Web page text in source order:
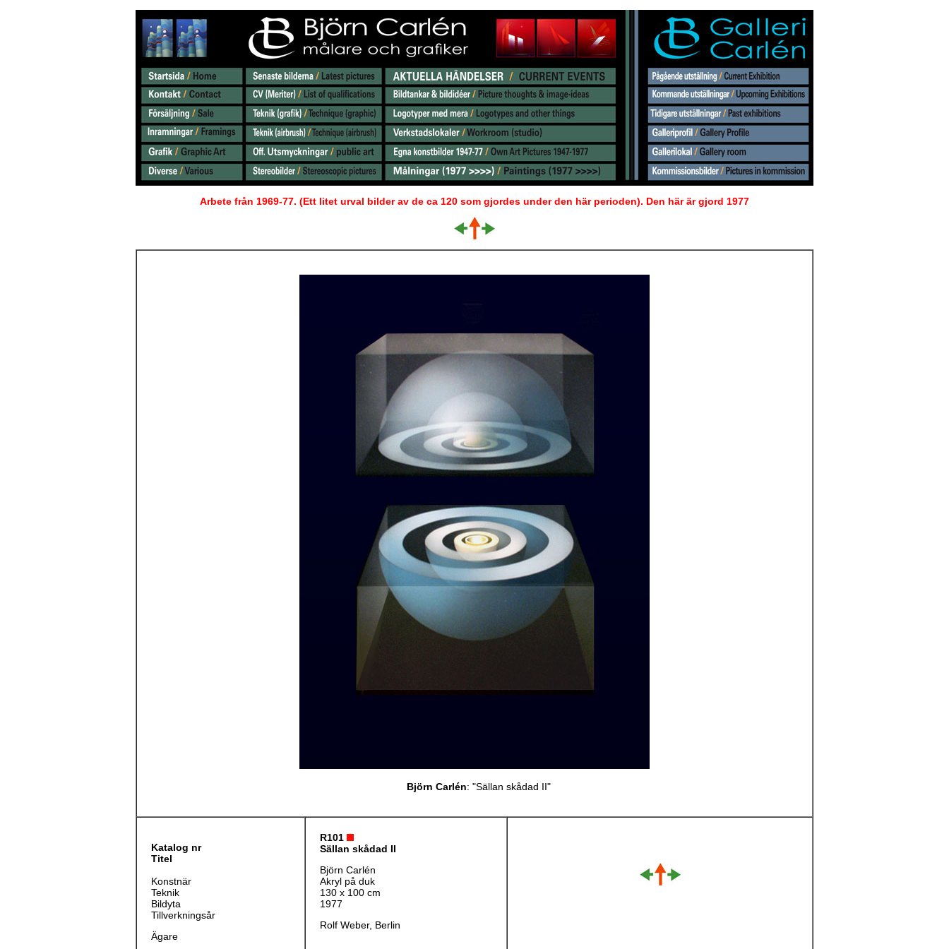
Arbete från 1969-77. (Ett litet urval bilder av de ca 120 som gjordes under den här perioden). Den här är gjord 1977
Björn Carlén: "Sällan skådad II"
Katalog nr
Titel
Konstnär
Teknik
Bildyta
Tillverkningsår
Ägare
R101
Sällan skådad II
Björn Carlén
Akryl på duk
130 x 100 cm
1977
Rolf Weber, Berlin